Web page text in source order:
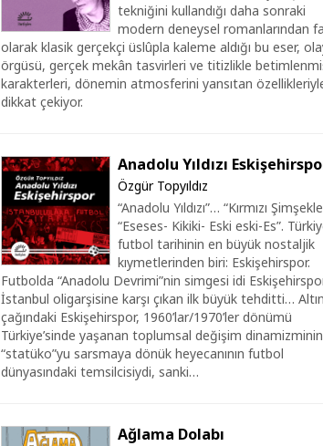
tekniğini kullandığı daha sonraki
modern deneysel romanlarından
olarak klasik gerçekçi üslûpla kaleme aldığı bu eser,
örgüsü, gerçek mekân tasvirleri ve titizlikle
karakterleri, dönemin atmosferini yansıtan
dikkat çekiyor.
Anadolu Yıldızı
Özgür Topyıldız
“Anadolu Yıldızı”… “Kırmızı
“Eseses- Kikiki- Eski eski-Es”.
futbol tarihinin en büyük nostaljik
kıymetlerinden biri: Eskişehirspor.
Futbolda “Anadolu Devrimi”nin simgesi idi
İstanbul oligarşisine karşı çıkan ilk büyük tehditti… Altın
çağındaki Eskişehirspor, 1960’lar/1970’ler dönümü
Türkiye’sinde yaşanan toplumsal değişim
“statüko”yu sarsmaya dönük heyecanının futbol
dünyasındaki temsilcisiydi, sanki…
Ağlama Dolabı